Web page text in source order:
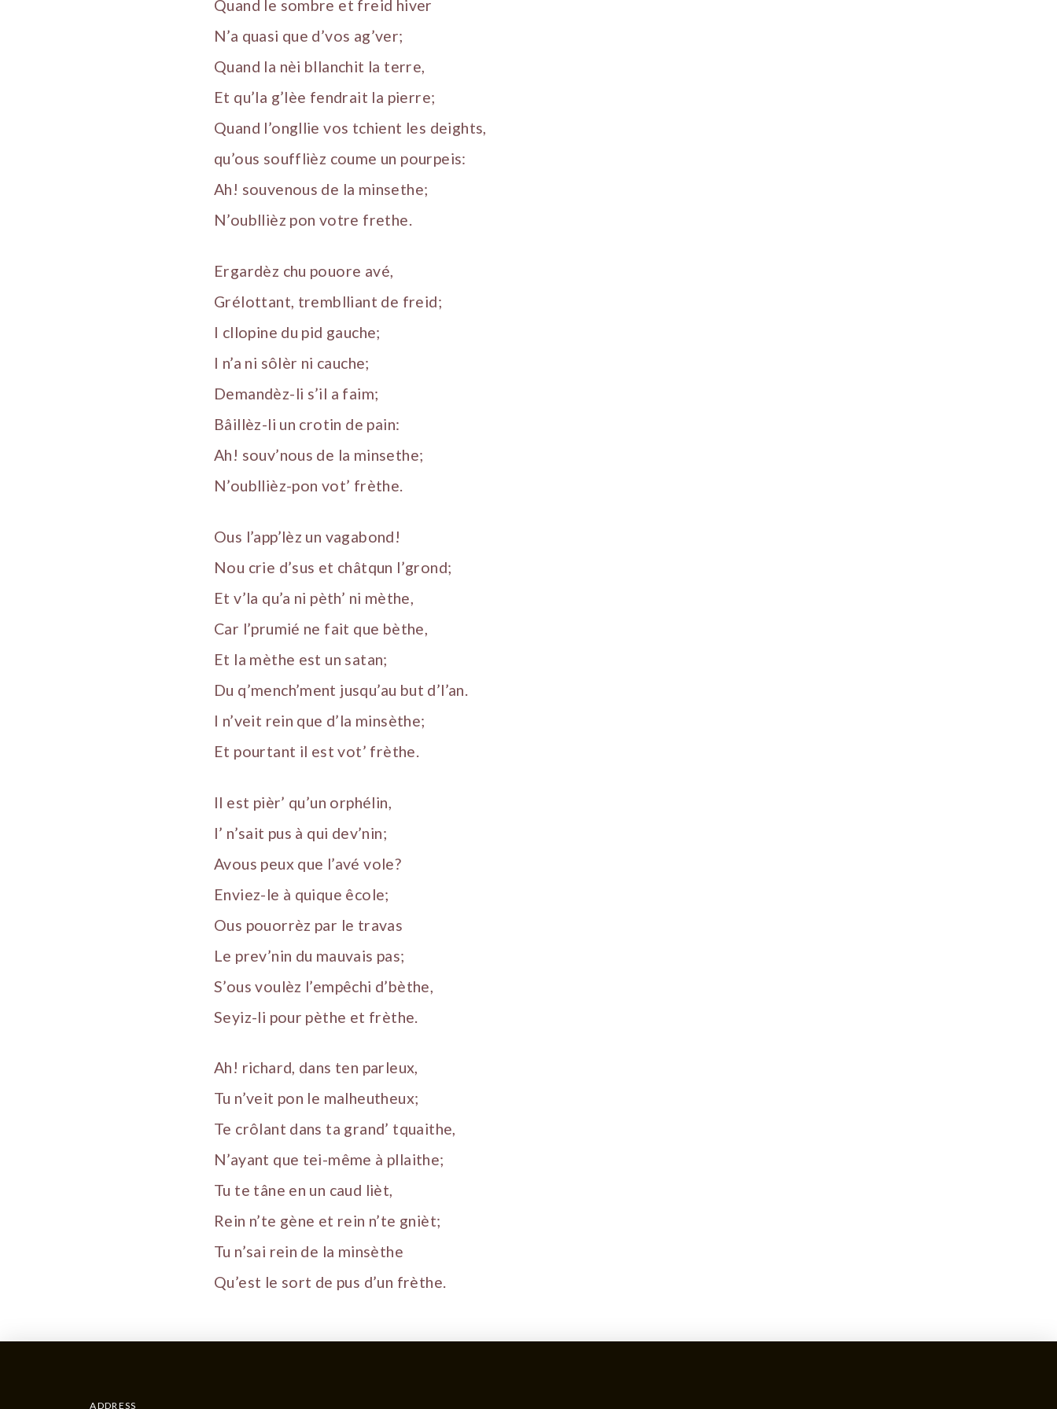
Quand le sombre et freid hiver
N’a quasi que d’vos ag’ver;
Quand la nèi bllanchit la terre,
Et qu’la g’lèe fendrait la pierre;
Quand l’ongllie vos tchient les deights,
qu’ous soufflièz coume un pourpeis:
Ah! souvenous de la minsethe;
N’oubllièz pon votre frethe.
Ergardèz chu pouore avé,
Grélottant, tremblliant de freid;
I cllopine du pid gauche;
I n’a ni sôlèr ni cauche;
Demandèz-li s’il a faim;
Bâillèz-li un crotin de pain:
Ah! souv’nous de la minsethe;
N’oubllièz-pon vot’ frèthe.
Ous l’app’lèz un vagabond!
Nou crie d’sus et châtqun l’grond;
Et v’la qu’a ni pèth’ ni mèthe,
Car l’prumié ne fait que bèthe,
Et la mèthe est un satan;
Du q’mench’ment jusqu’au but d’l’an.
I n’veit rein que d’la minsèthe;
Et pourtant il est vot’ frèthe.
Il est pièr’ qu’un orphélin,
I’ n’sait pus à qui dev’nin;
Avous peux que l’avé vole?
Enviez-le à quique êcole;
Ous pouorrèz par le travas
Le prev’nin du mauvais pas;
S’ous voulèz l’empêchi d’bèthe,
Seyiz-li pour pèthe et frèthe.
Ah! richard, dans ten parleux,
Tu n’veit pon le malheutheux;
Te crôlant dans ta grand’ tquaithe,
N’ayant que tei-même à pllaithe;
Tu te tâne en un caud lièt,
Rein n’te gène et rein n’te gnièt;
Tu n’sai rein de la minsèthe
Qu’est le sort de pus d’un frèthe.
ADDRESS